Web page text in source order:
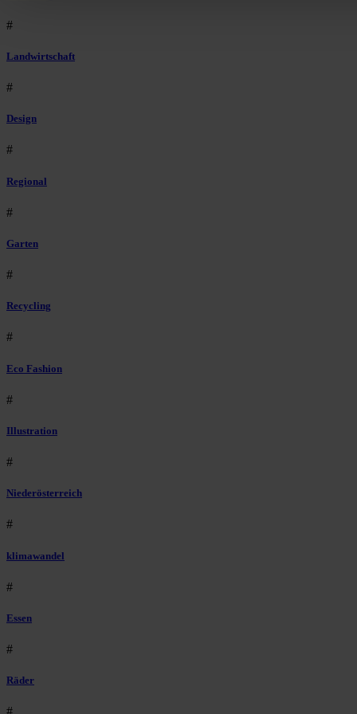
#
Landwirtschaft
#
Design
#
Regional
#
Garten
#
Recycling
#
Eco Fashion
#
Illustration
#
Niederösterreich
#
klimawandel
#
Essen
#
Räder